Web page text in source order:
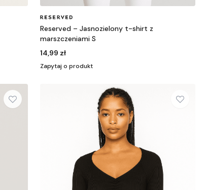
Reserved – Jasnozielony t-shirt z
marszczeniami S
14,99 zł
Zapytaj o produkt